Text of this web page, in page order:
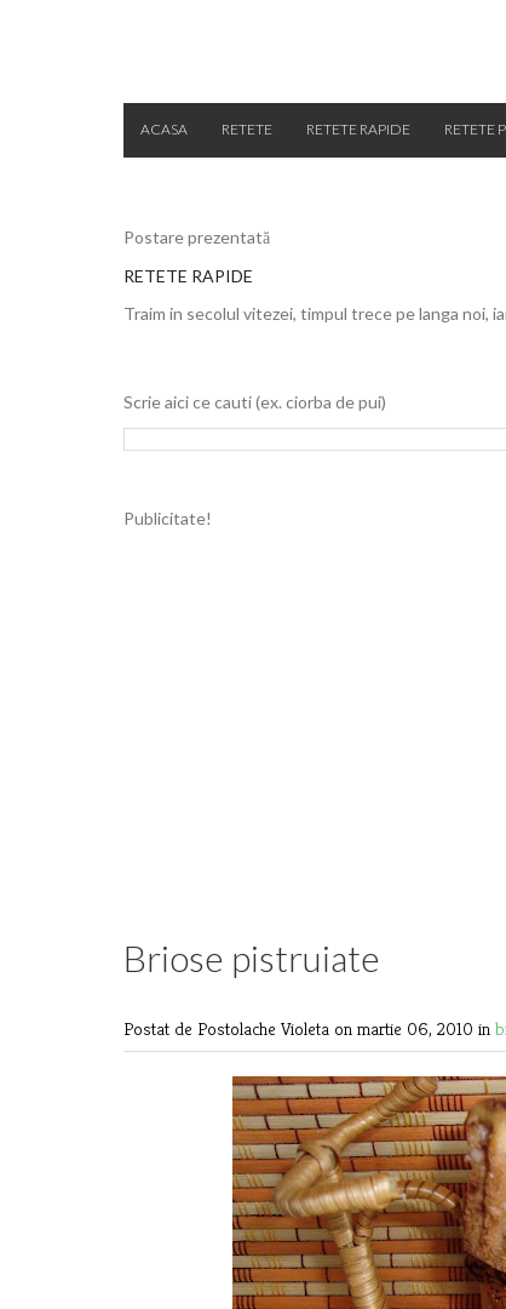
ACASA RETETE RETETE RAPIDE RETETE
Postare prezentată
RETETE RAPIDE
Traim in secolul vitezei, timpul trece pe langa noi,
Scrie aici ce cauti (ex. ciorba de pui)
Publicitate!
Briose pistruiate
Postat de Postolache Violeta on martie 06, 2010 in